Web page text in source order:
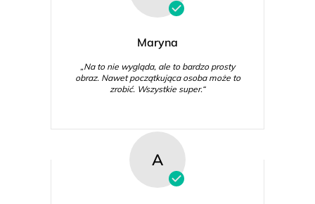
Maryna
„Na to nie wygląda, ale to bardzo prosty
obraz. Nawet początkująca osoba może to
zrobić. Wszystkie super.“
A